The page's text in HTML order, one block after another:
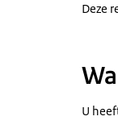
Deze
U